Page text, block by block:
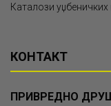
Каталози
КОНТАКТ
ПРИВРЕДНО